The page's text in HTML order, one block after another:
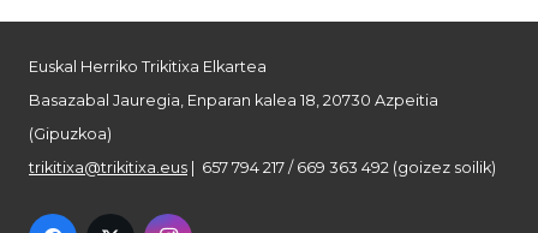
Euskal Herriko Trikitixa Elkartea
Basazabal Jauregia, Enparan kalea 18, 20730 Azpeitia
(Gipuzkoa)
trikitixa@trikitixa.eus | 657 794 217 / 669 363 492 (goizez soilik)